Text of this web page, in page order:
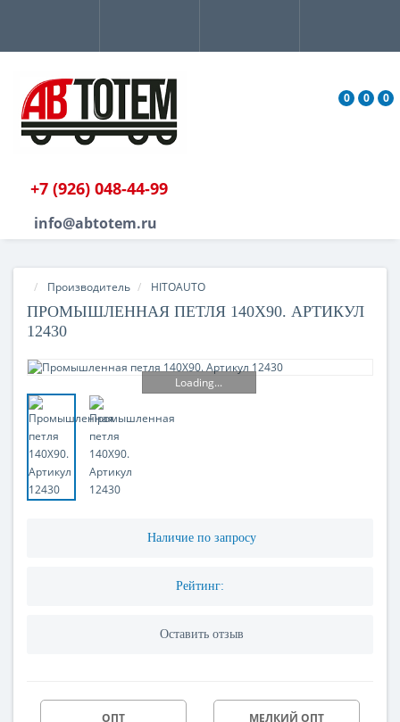
0 0 0
+7 (926) 048-44-99
info@abtotem.ru
Производитель HITOAUTO
ПРОМЫШЛЕННАЯ ПЕТЛЯ 140X90. АРТИКУЛ
12430
Loading...
Наличие по запросу
Рейтинг:
Оставить отзыв
ОПТ МЕЛКИЙ ОПТ